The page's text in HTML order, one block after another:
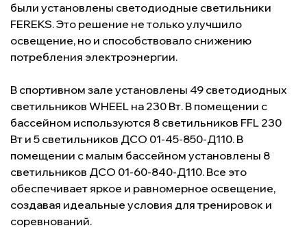
были установлены светодиодные светильники
FEREKS. Это решение не только улучшило
освещение, но и способствовало снижению
потребления электроэнергии.
В спортивном зале установлены 49 светодиодных
светильников WHEEL на 230 Вт. В помещении с
бассейном используются 8 светильников FFL 230
Вт и 5 светильников ДСО 01-45-850-Д110. В
помещении с малым бассейном установлены 8
светильников ДСО 01-60-840-Д110. Все это
обеспечивает яркое и равномерное освещение,
создавая идеальные условия для тренировок и
соревнований.